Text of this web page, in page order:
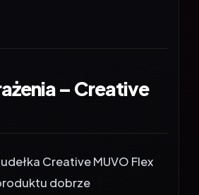
– Creative
Creative MUVO Flex
dobrze